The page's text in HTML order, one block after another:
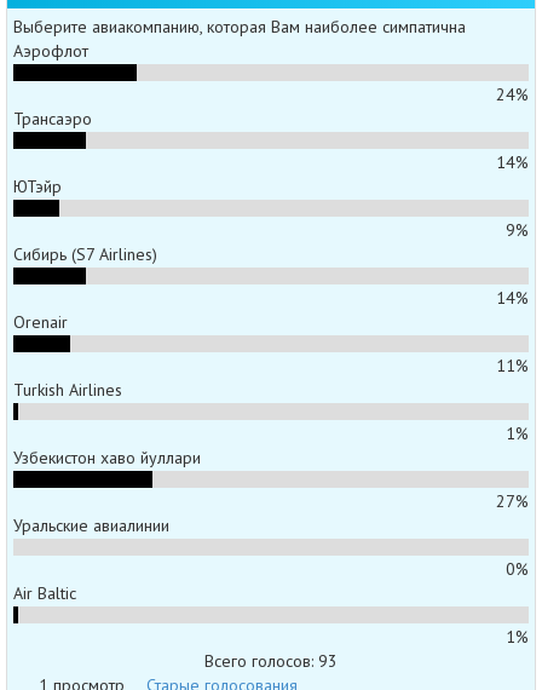
Выберите авиакомпанию, которая Вам наиболее симпатична
Аэрофлот
24%
Трансаэро
14%
ЮТэйр
9%
Сибирь (S7 Airlines)
14%
Orenair
11%
Turkish Airlines
1%
Узбекистон хаво йуллари
27%
Уральские авиалинии
0%
Air Baltic
1%
Всего голосов: 93
1 просмотр
Старые голосования